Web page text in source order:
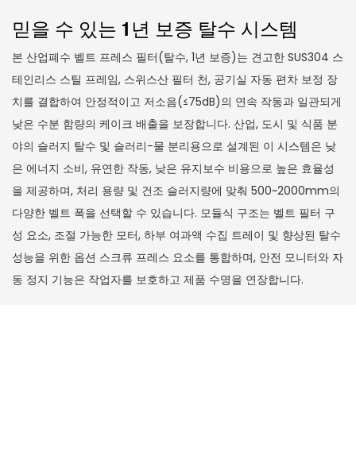
믿을 수 있는 1년 보증 탈수 시스템
본 산업폐수 벨트 프레스 필터(탈수, 1년 보증)는 견고한 SUS304 스
테인리스 스틸 프레임, 스위스산 필터 천, 공기실 자동 편차 보정 장
치를 결합하여 안정적이고 저소음(≤75dB)의 연속 작동과 일관되게
낮은 수분 함량의 케이크 배출을 보장합니다. 산업, 도시 및 식품 분
야의 슬러지 탈수 및 슬러리-물 분리용으로 설계된 이 시스템은 낮
은 에너지 소비, 유연한 작동, 낮은 유지보수 비용으로 높은 효율성
을 제공하며, 처리 용량 및 건조 슬러지량에 맞춰 500~2000mm의
다양한 벨트 폭을 선택할 수 있습니다. 모듈식 구조는 벨트 필터 구
성 요소, 조절 가능한 모터, 하부 여과액 수집 트레이 및 향상된 탈수
성능을 위한 옵션 스크류 프레스 요소를 통합하며, 안전 모니터와 자
동 정지 기능은 작업자를 보호하고 제품 수명을 연장합니다.